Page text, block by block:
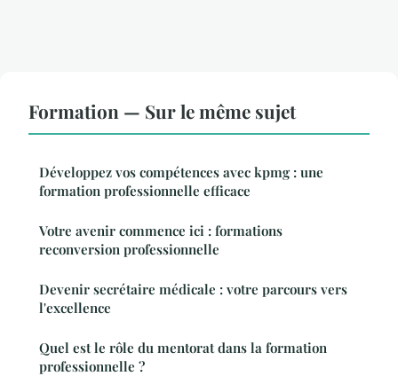
Formation — Sur le même sujet
Développez vos compétences avec kpmg : une
formation professionnelle efficace
Votre avenir commence ici : formations
reconversion professionnelle
Devenir secrétaire médicale : votre parcours vers
l'excellence
Quel est le rôle du mentorat dans la formation
professionnelle ?